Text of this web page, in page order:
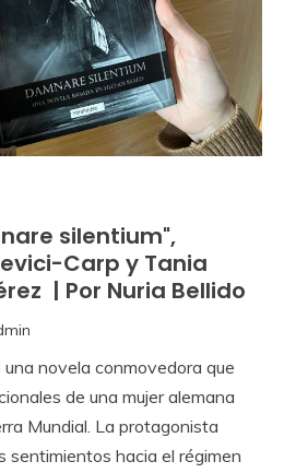
silentium",
Carp y Tania
| Por Nuria Bellido
una novela conmovedora que
de una mujer alemana
Mundial. La protagonista
sentimientos hacia el régimen